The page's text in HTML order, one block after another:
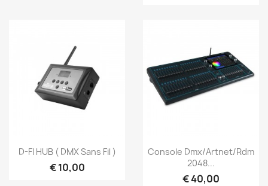
 Snel bekijken
D-FI HUB ( DMX Sans Fil )
€ 10,00
Snel bekijken
Console Dmx/Artnet/Rdm
2048...
€ 40,00